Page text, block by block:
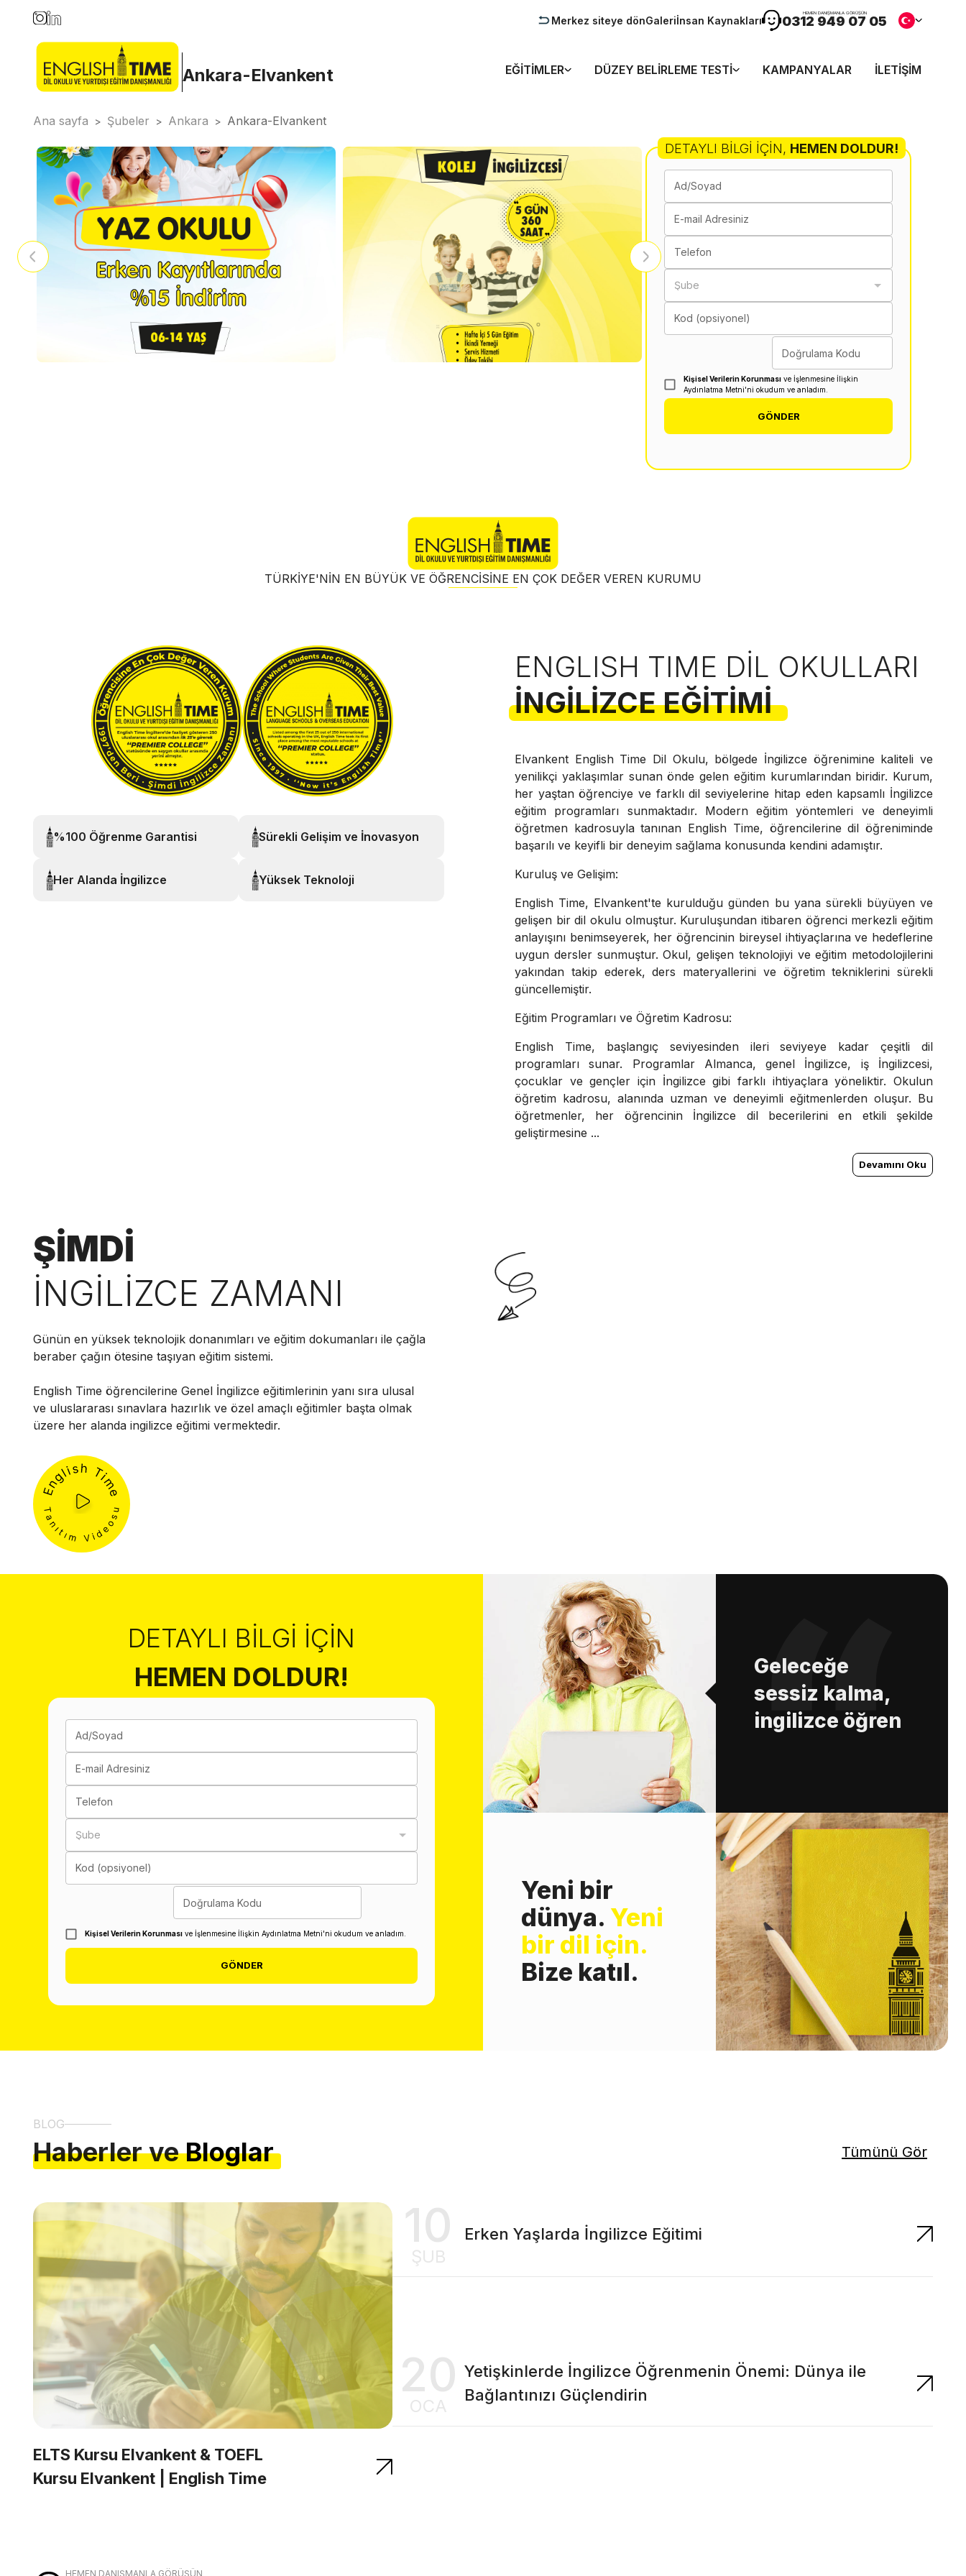
Merkez siteye dönGaleriİnsan Kaynakları
HEMEN DANIŞMANLA GÖRÜŞÜN
0312 949 07 05
Ankara-Elvankent EĞITIMLER DÜZEY BELIRLEME TESTI KAMPANYALAR İLETIŞIM
Ana sayfa > Şubeler > Ankara > Ankara-Elvankent
DETAYLI BILGI İÇIN, HEMEN DOLDUR!
Ad/Soyad
E-mail Adresiniz
Telefon
Şube
Kod (opsiyonel)
Doğrulama Kodu
Kişisel Verilerin Korunması ve İşlenmesine İlişkin
Aydınlatma Metni'ni okudum ve anladım.
GÖNDER
TÜRKIYE'NIN EN BÜYÜK VE ÖĞRENCISINE EN ÇOK DEĞER VEREN KURUMU
%100 Öğrenme Garantisi Sürekli Gelişim ve İnovasyon
Her Alanda İngilizce Yüksek Teknoloji
ENGLISH TIME DIL OKULLARI
İNGILIZCE EĞITIMI
Elvankent English Time Dil Okulu, bölgede İngilizce öğrenimine kaliteli ve
yenilikçi yaklaşımlar sunan önde gelen eğitim kurumlarından biridir. Kurum,
her yaştan öğrenciye ve farklı dil seviyelerine hitap eden kapsamlı İngilizce
eğitim programları sunmaktadır. Modern eğitim yöntemleri ve deneyimli
öğretmen kadrosuyla tanınan English Time, öğrencilerine dil öğreniminde
başarılı ve keyifli bir deneyim sağlama konusunda kendini adamıştır.
Kuruluş ve Gelişim:
English Time, Elvankent'te kurulduğu günden bu yana sürekli büyüyen ve
gelişen bir dil okulu olmuştur. Kuruluşundan itibaren öğrenci merkezli eğitim
anlayışını benimseyerek, her öğrencinin bireysel ihtiyaçlarına ve hedeflerine
uygun dersler sunmuştur. Okul, gelişen teknolojiyi ve eğitim metodolojilerini
yakından takip ederek, ders materyallerini ve öğretim tekniklerini sürekli
güncellemiştir.
Eğitim Programları ve Öğretim Kadrosu:
English Time, başlangıç seviyesinden ileri seviyeye kadar çeşitli dil
programları sunar. Programlar Almanca, genel İngilizce, iş İngilizcesi,
çocuklar ve gençler için İngilizce gibi farklı ihtiyaçlara yöneliktir. Okulun
öğretim kadrosu, alanında uzman ve deneyimli eğitmenlerden oluşur. Bu
öğretmenler, her öğrencinin İngilizce dil becerilerini en etkili şekilde
geliştirmesine ...
Devamını Oku
ŞİMDİ
İNGİLİZCE ZAMANI
Günün en yüksek teknolojik donanımları ve eğitim dokumanları ile çağla
beraber çağın ötesine taşıyan eğitim sistemi.
English Time öğrencilerine Genel İngilizce eğitimlerinin yanı sıra ulusal
ve uluslararası sınavlara hazırlık ve özel amaçlı eğitimler başta olmak
üzere her alanda ingilizce eğitimi vermektedir.
DETAYLI BILGI İÇIN
HEMEN DOLDUR!
Ad/Soyad
E-mail Adresiniz
Telefon
Şube
Kod (opsiyonel)
Doğrulama Kodu
Kişisel Verilerin Korunması ve İşlenmesine İlişkin Aydınlatma Metni'ni okudum ve anladım.
GÖNDER
Geleceğe
sessiz kalma,
ingilizce öğren
Yeni bir
dünya. Yeni
bir dil için.
Bize katıl.
BLOG
Haberler ve Bloglar Tümünü Gör
ELTS Kursu Elvankent & TOEFL
Kursu Elvankent | English Time
10
ŞUB
Erken Yaşlarda İngilizce Eğitimi
20
OCA
Yetişkinlerde İngilizce Öğrenmenin Önemi: Dünya ile
Bağlantınızı Güçlendirin
HEMEN DANIŞMANLA GÖRÜŞÜN